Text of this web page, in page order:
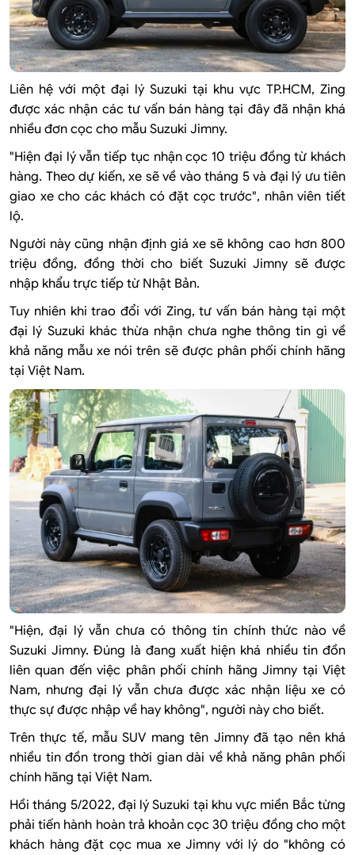
Liên hệ với một đại lý Suzuki tại khu vực TP.HCM, Zing
được xác nhận các tư vấn bán hàng tại đây đã nhận khá
nhiều đơn cọc cho mẫu Suzuki Jimny.
"Hiện đại lý vẫn tiếp tục nhận cọc 10 triệu đồng từ khách
hàng. Theo dự kiến, xe sẽ về vào tháng 5 và đại lý ưu tiên
giao xe cho các khách có đặt cọc trước", nhân viên tiết
lộ.
Người này cũng nhận định giá xe sẽ không cao hơn 800
triệu đồng, đồng thời cho biết Suzuki Jimny sẽ được
nhập khẩu trực tiếp từ Nhật Bản.
Tuy nhiên khi trao đổi với Zing, tư vấn bán hàng tại một
đại lý Suzuki khác thừa nhận chưa nghe thông tin gì về
khả năng mẫu xe nói trên sẽ được phân phối chính hãng
tại Việt Nam.
"Hiện, đại lý vẫn chưa có thông tin chính thức nào về
Suzuki Jimny. Đúng là đang xuất hiện khá nhiều tin đồn
liên quan đến việc phân phối chính hãng Jimny tại Việt
Nam, nhưng đại lý vẫn chưa được xác nhận liệu xe có
thực sự được nhập về hay không", người này cho biết.
Trên thực tế, mẫu SUV mang tên Jimny đã tạo nên khá
nhiều tin đồn trong thời gian dài về khả năng phân phối
chính hãng tại Việt Nam.
Hồi tháng 5/2022, đại lý Suzuki tại khu vực miền Bắc từng
phải tiến hành hoàn trả khoản cọc 30 triệu đồng cho một
khách hàng đặt cọc mua xe Jimny với lý do "không có